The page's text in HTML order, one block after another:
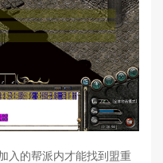
入的帮派内才能找到盟重